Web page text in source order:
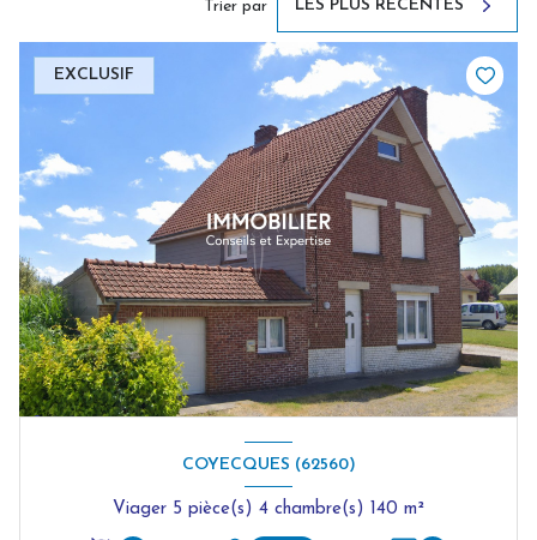
Trier par LES PLUS RÉCENTES
EXCLUSIF
COYECQUES (62560)
Viager 5 pièce(s) 4 chambre(s) 140 m²